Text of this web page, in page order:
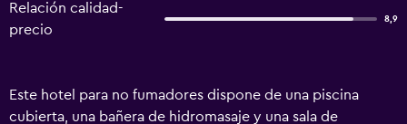
Relación calidad-
precio
8,9
Este hotel para no fumadores dispone de una piscina
cubierta, una bañera de hidromasaje y una sala de